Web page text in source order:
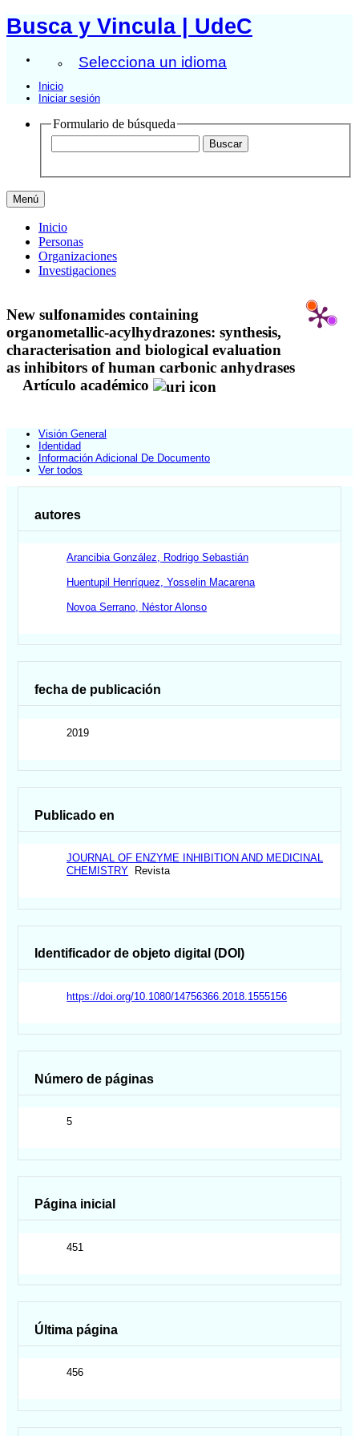
Busca y Vincula | UdeC
Selecciona un idioma
Inicio
Iniciar sesión
Formulario de búsqueda
Menú
Inicio
Personas
Organizaciones
Investigaciones
New sulfonamides containing
organometallic-acylhydrazones: synthesis,
characterisation and biological evaluation
as inhibitors of human carbonic anhydrases
Artículo académico
Visión General
Identidad
Información Adicional De Documento
Ver todos
autores
Arancibia González, Rodrigo Sebastián
Huentupil Henríquez, Yosselin Macarena
Novoa Serrano, Néstor Alonso
fecha de publicación
2019
Publicado en
JOURNAL OF ENZYME INHIBITION AND MEDICINAL
CHEMISTRY Revista
Identificador de objeto digital (DOI)
https://doi.org/10.1080/14756366.2018.1555156
Número de páginas
5
Página inicial
451
Última página
456